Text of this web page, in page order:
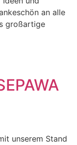
an alle
großartige
unserem Stand